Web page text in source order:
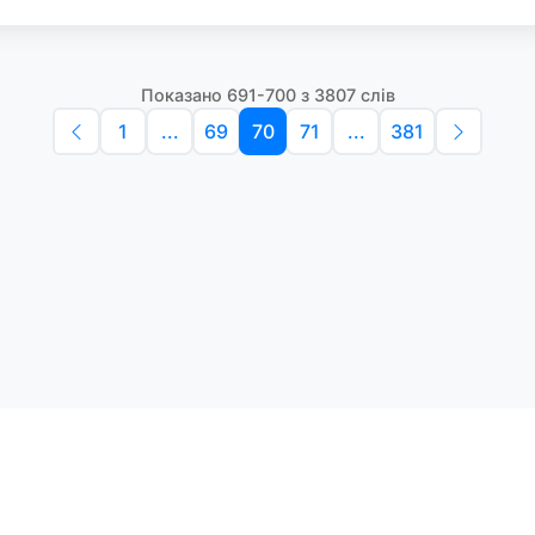
Показано 691-700 з 3807 слів
1 ... 69 70 71 ... 381